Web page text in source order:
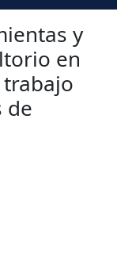
y
en
de